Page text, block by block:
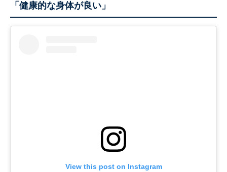
「健康的な身体が良い」
View this post on Instagram